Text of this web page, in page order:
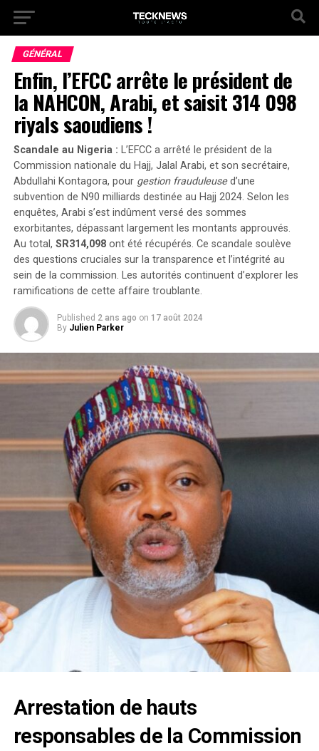
GÉNÉRAL
Enfin, l’EFCC arrête le président de
la NAHCON, Arabi, et saisit 314 098
riyals saoudiens !
Scandale au Nigeria : L’EFCC a arrêté le président de la
Commission nationale du Hajj, Jalal Arabi, et son secrétaire,
Abdullahi Kontagora, pour gestion frauduleused’une
subvention de N90 milliards destinée au Hajj 2024. Selon les
enquêtes, Arabi s’est indûment versé des sommes
exorbitantes, dépassant largement les montants approuvés.
Au total, SR314,098ont été récupérés. Ce scandale soulève
des questions cruciales sur la transparence et l’intégrité au
sein de la commission. Les autorités continuent d’explorer les
ramifications de cette affaire troublante.
Published 2 ans ago on 17 août 2024
By Julien Parker
Arrestation de hauts
responsables de la Commission